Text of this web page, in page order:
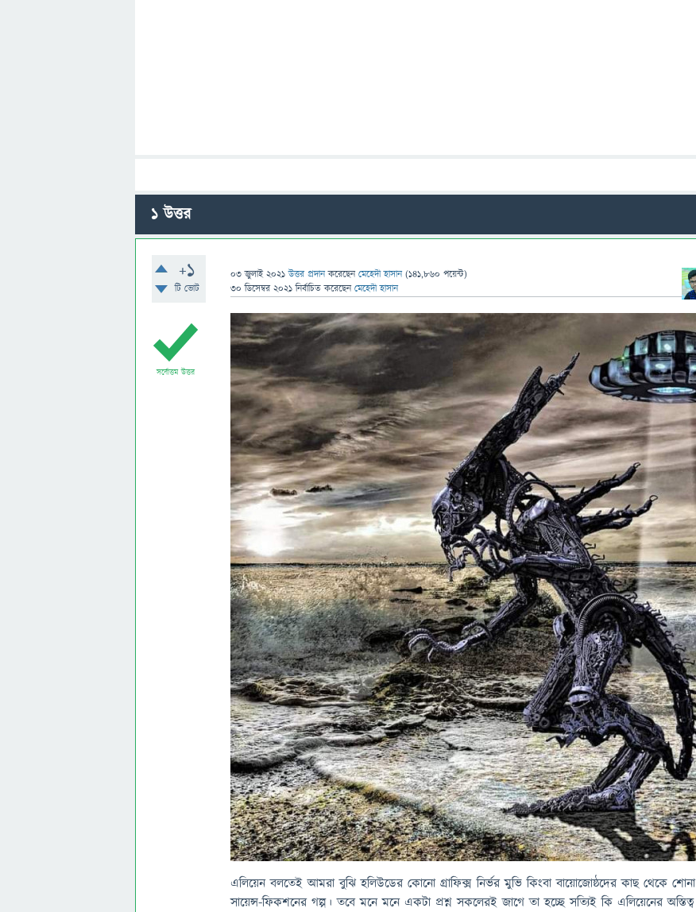
1উত্তর
+1
টি ভোট
03 জুলাই 2021 উত্তর প্রদান করেছেনমেহেদী হাসান (141,860 পয়েন্ট)
30 ডিসেম্বর 2021 নির্বাচিত করেছেনমেহেদী হাসান
সর্বোত্তম উত্তর
এলিয়েন বলতেই আমরা বুঝি হলিউডের কোনো গ্রাফিক্স নির্ভর মুভি কিংবা বায়োজোষ্ঠদের কাছ থেকে শোনা
সায়েন্স-ফিকশনের গল্প। তবে মনে মনে একটা প্রশ্ন সকলেরই জাগে তা হচ্ছে সত্যিই কি এলিয়েনের অস্তিত্ব